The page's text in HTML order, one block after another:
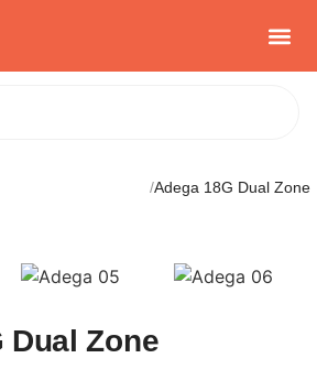
/Adega 18G Dual Zone
Dual Zone